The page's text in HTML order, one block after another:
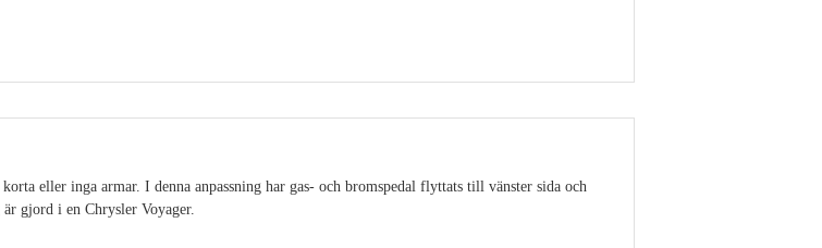
eller inga armar. I denna anpassning har gas- och bromspedal flyttats till vänster sida och
gjord i en Chrysler Voyager.